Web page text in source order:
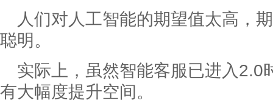
人们对人工智能的期望值太高，
聪明。
实际上，虽然智能客服已进入2.0
有大幅度提升空间。